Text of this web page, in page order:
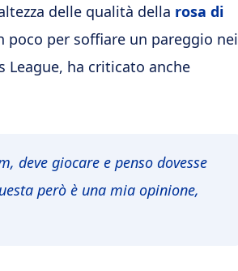
delle qualità della rosa di
per soffiare un pareggio nei
ha criticato anche
deve giocare e penso dovesse
però è una mia opinione,